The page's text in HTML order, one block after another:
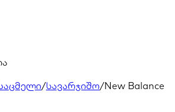
/სავარჯიშო/New Balance